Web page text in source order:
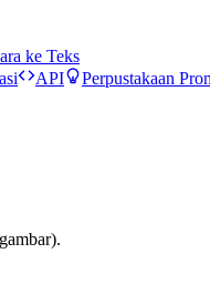
ke Teks
API
Perpustakaan